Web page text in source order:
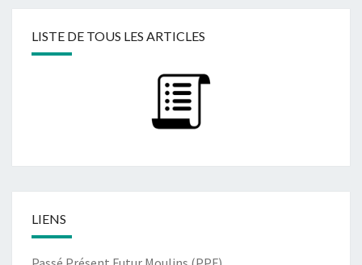
LISTE DE TOUS LES ARTICLES
LIENS